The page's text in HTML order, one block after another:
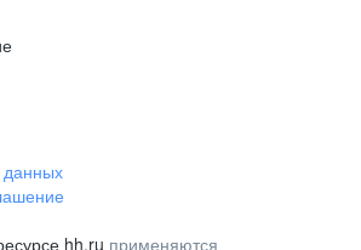
hh.ru применяются